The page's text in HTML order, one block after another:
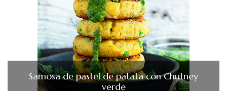
Samosa de pastel de patata con Chutney
verde